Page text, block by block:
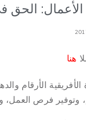
الأعمال:
هنا
الأفريقية الأرقام
وتوفير فرص العمل،